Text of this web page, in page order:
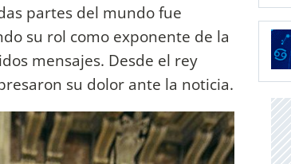
partes del mundo fue
su rol como exponente de la
mensajes. Desde el rey
su dolor ante la noticia.